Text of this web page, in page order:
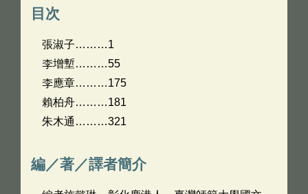
目次
張淑子………1
李增塹………55
李應章………175
賴柏舟………181
朱木通………321
編／著／譯者簡介